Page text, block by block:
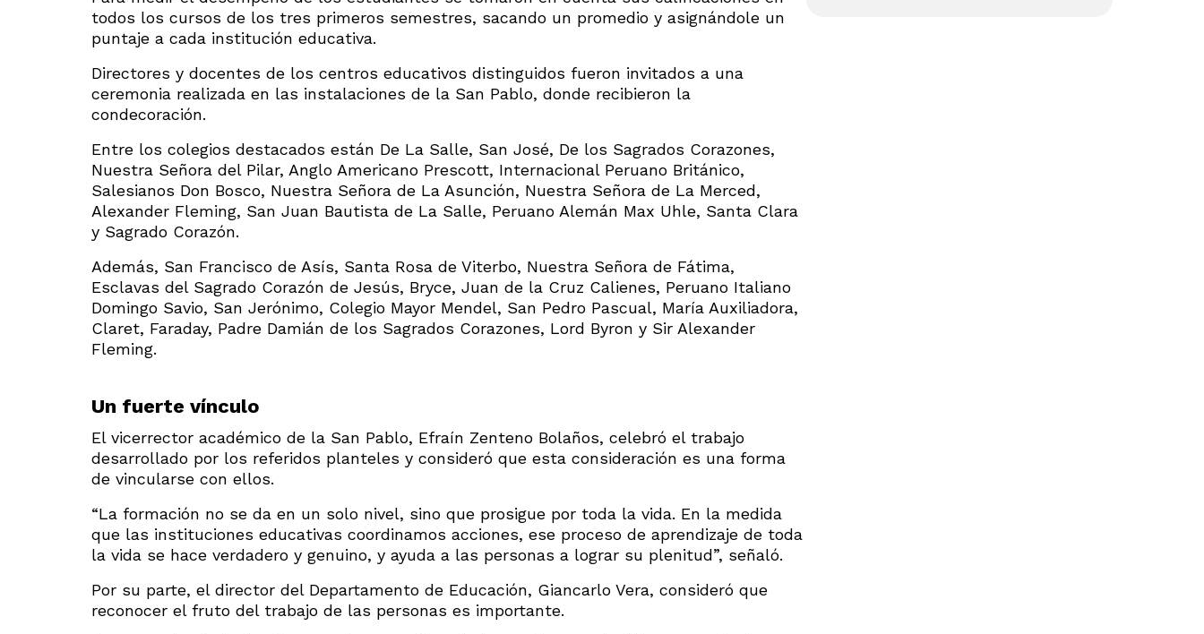
todos los cursos de los tres primeros semestres, sacando un promedio y asignándole un
puntaje a cada institución educativa.
Directores y docentes de los centros educativos distinguidos fueron invitados a una
ceremonia realizada en las instalaciones de la San Pablo, donde recibieron la
condecoración.
Entre los colegios destacados están De La Salle, San José, De los Sagrados Corazones,
Nuestra Señora del Pilar, Anglo Americano Prescott, Internacional Peruano Británico,
Salesianos Don Bosco, Nuestra Señora de La Asunción, Nuestra Señora de La Merced,
Alexander Fleming, San Juan Bautista de La Salle, Peruano Alemán Max Uhle, Santa Clara
y Sagrado Corazón.
Además, San Francisco de Asís, Santa Rosa de Viterbo, Nuestra Señora de Fátima,
Esclavas del Sagrado Corazón de Jesús, Bryce, Juan de la Cruz Calienes, Peruano Italiano
Domingo Savio, San Jerónimo, Colegio Mayor Mendel, San Pedro Pascual, María Auxiliadora,
Claret, Faraday, Padre Damián de los Sagrados Corazones, Lord Byron y Sir Alexander
Fleming.
Un fuerte vínculo
El vicerrector académico de la San Pablo, Efraín Zenteno Bolaños, celebró el trabajo
desarrollado por los referidos planteles y consideró que esta consideración es una forma
de vincularse con ellos.
“La formación no se da en un solo nivel, sino que prosigue por toda la vida. En la medida
que las instituciones educativas coordinamos acciones, ese proceso de aprendizaje de toda
la vida se hace verdadero y genuino, y ayuda a las personas a lograr su plenitud”, señaló.
Por su parte, el director del Departamento de Educación, Giancarlo Vera, consideró que
reconocer el fruto del trabajo de las personas es importante.